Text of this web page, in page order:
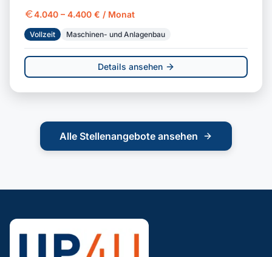
4.040 – 4.400 € / Monat
Vollzeit Maschinen- und Anlagenbau
Details ansehen
Alle Stellenangebote ansehen